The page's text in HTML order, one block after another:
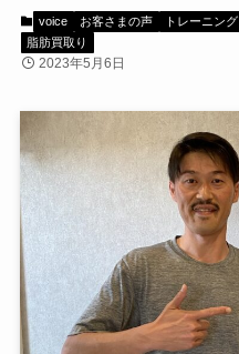
voice お客さまの声 トレーニング
脂肪買取り
2023年5月6日